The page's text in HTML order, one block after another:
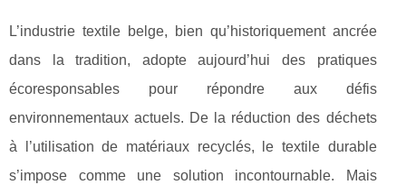
L’industrie textile belge, bien qu’historiquement ancrée
dans la tradition, adopte aujourd’hui des pratiques
écoresponsables pour répondre aux défis
environnementaux actuels. De la réduction des déchets
à l’utilisation de matériaux recyclés, le textile durable
s’impose comme une solution incontournable. Mais